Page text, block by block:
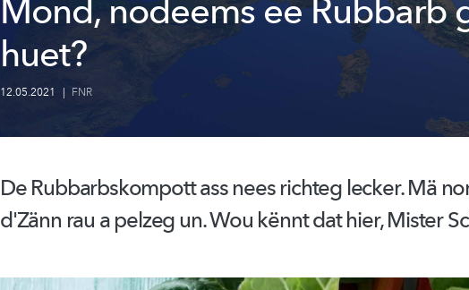
Mond, nodeems ee Rubbarb
huet?
12.05.2021 | FNR
DeRubbarbskompottass nees richteg lecker. Mä
d'Zänn rau a pelzeg un. Wou kënnt dat hier, Mister